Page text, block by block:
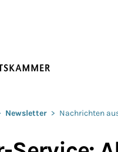
Newsletter > Nachrichten